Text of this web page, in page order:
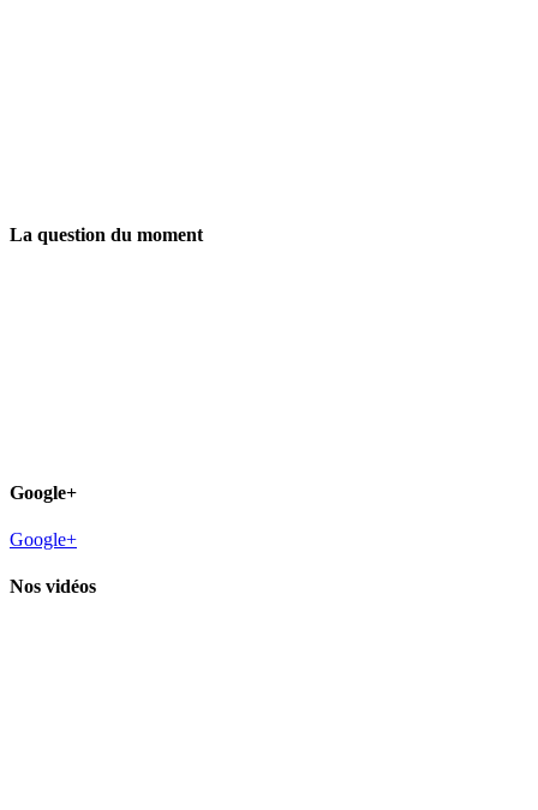
La question du moment
Google+
Google+
Nos vidéos